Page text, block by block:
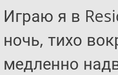
Играю я в
ночь, тихо
медленно